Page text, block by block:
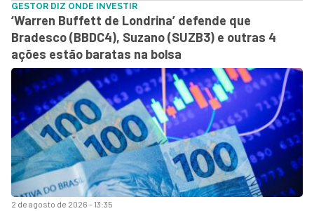
2 de agosto de 2026 - 13:35
GESTOR DIZ ONDE INVESTIR
‘Warren Buffett de Londrina’ defende que
Bradesco (BBDC4), Suzano (SUZB3) e outras 4
ações estão baratas na bolsa